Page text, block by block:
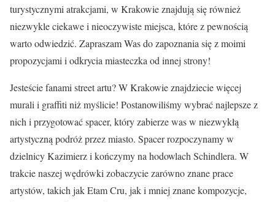
turystycznymi atrakcjami, w Krakowie znajdują się również
niezwykle ciekawe i nieoczywiste miejsca, które z pewnością
warto odwiedzić. Zapraszam Was do zapoznania się z moimi
propozycjami i odkrycia miasteczka od innej strony!
Jesteście fanami street artu? W Krakowie znajdziecie więcej
murali i graffiti niż myślicie! Postanowiliśmy wybrać najlepsze z
nich i przygotować spacer, który zabierze was w niezwykłą
artystyczną podróż przez miasto. Spacer rozpoczynamy w
dzielnicy Kazimierz i kończymy na hodowlach Schindlera. W
trakcie naszej wędrówki zobaczycie zarówno znane prace
artystów, takich jak Etam Cru, jak i mniej znane kompozycje,